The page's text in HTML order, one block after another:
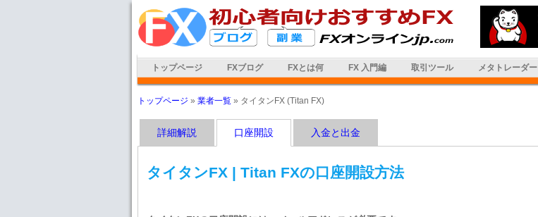
トップページ FXブログ FXとは何 FX 入門編 取引ツール メタトレーダー
トップページ » 業者一覧 » タイタンFX (Titan FX)
詳細解説 口座開設 入金と出金
タイタンFX | Titan FXの口座開設方法